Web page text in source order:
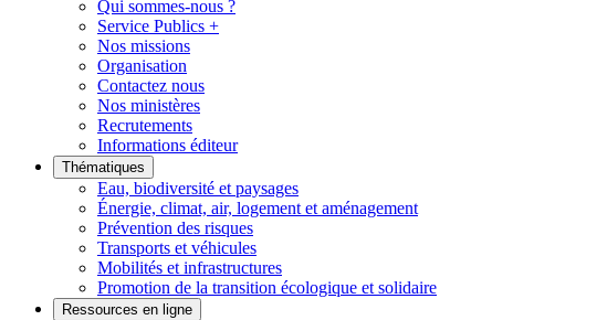
Qui sommes-nous ?
Service Publics +
Nos missions
Organisation
Contactez nous
Nos ministères
Recrutements
Informations éditeur
Thématiques
Eau, biodiversité et paysages
Énergie, climat, air, logement et aménagement
Prévention des risques
Transports et véhicules
Mobilités et infrastructures
Promotion de la transition écologique et solidaire
Ressources en ligne